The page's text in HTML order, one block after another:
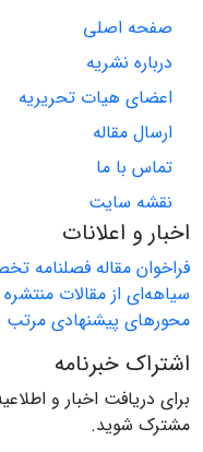
صفحه اصلی
درباره نشریه
اعضای هیات تحریریه
ارسال مقاله
تماس با ما
نقشه سایت
اخبار و اعلانات
فراخوان مقاله فصلنامه
سیاهه‌ای از مقالات منتشره
محورهای پیشنهادی
اشتراک خبرنامه
برای دریافت اخبار و
مشترک شوید.